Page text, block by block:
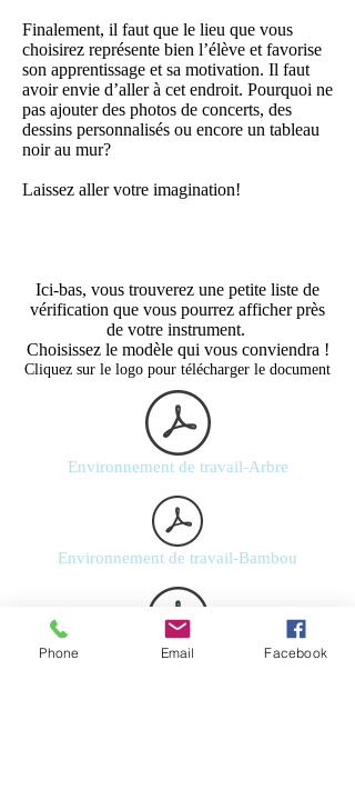
Finalement, il faut que le lieu que vous
choisirez représente bien l’élève et favorise
son apprentissage et sa motivation. Il faut
avoir envie d’aller à cet endroit. Pourquoi ne
pas ajouter des photos de concerts, des
dessins personnalisés ou encore un tableau
noir au mur?
Laissez aller votre imagination!
Ici-bas, vous trouverez une petite liste de
vérification que vous pourrez afficher près
de votre instrument.
Choisissez le modèle qui vous conviendra !
Cliquez sur le logo pour télécharger le document
Environnement de travail-Arbre
Environnement de travail-Bambou
Environnement de travail-Blé
Phone Email Facebook